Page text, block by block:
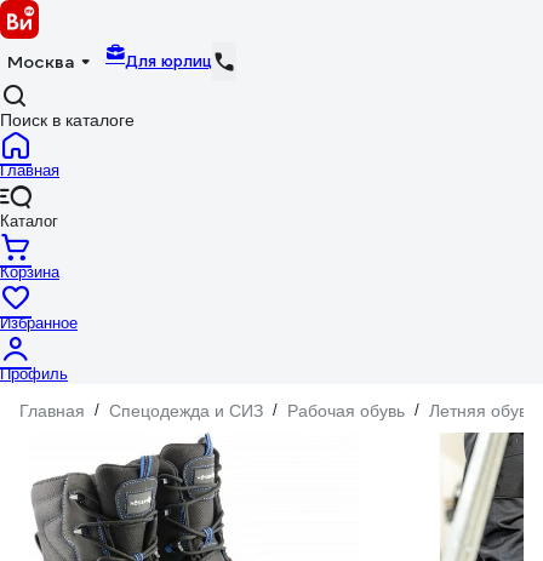
Москва Для юрлиц
Поиск в каталоге
Главная
Каталог
Корзина
Избранное
Профиль
Главная / Спецодежда и СИЗ / Рабочая обувь / Летняя обувь